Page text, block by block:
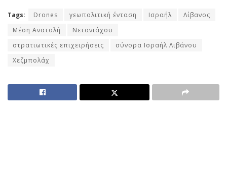
Tags: Drones γεωπολιτική ένταση Ισραήλ
Λίβανος
Μέση Ανατολή
Νετανιάχου
στρατιωτικές επιχειρήσεις
σύνορα Ισραήλ Λιβάνου
Χεζμπολάχ